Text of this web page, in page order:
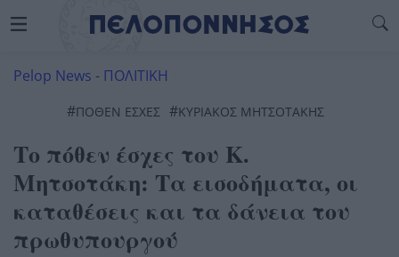
Pelop News - ΠΟΛΙΤΙΚΗ
#ΠΟΘΕΝ ΕΣΧΕΣ #ΚΥΡΙΑΚΟΣ ΜΗΤΣΟΤΑΚΗΣ
Το πόθεν έσχες του Κ.
Μητσοτάκη: Τα εισοδήματα, οι
καταθέσεις και τα δάνεια του
πρωθυπουργού